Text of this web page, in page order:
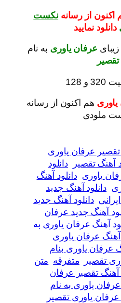
اکنون از رسانه نکست
دانلود نمایید
زیبایعرفان یاوری به نام
تقصیر
و 128
هم اکنون از رسانه
ملودی
تقصیر عرفان یاوری
آهنگ تقصیر
دانلود
یاوری دانلود آهنگ
دانلود آهنگ جدید
دانلود آهنگ جدید
آهنگ جدید عرفان
آهنگ عرفان یاوری به
آهنگ عرفان یاوری
عرفان یاوری بنام
تقصیر متفرقه متن
آهنگ تقصیر عرفان
یاوری به نام
یاوری تقصیر